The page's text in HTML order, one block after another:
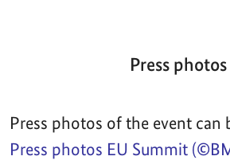
Press photos
Press photos of the event can
Press photos EU Summit